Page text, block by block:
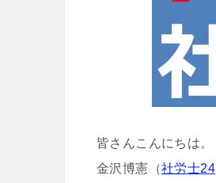
皆さんこんにちは。
金沢博憲（社労士24